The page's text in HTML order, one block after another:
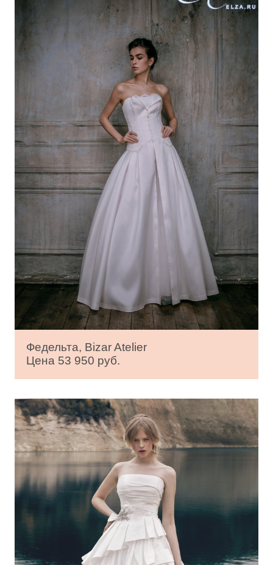
Федельта, Bizar Atelier
Цена 53 950 руб.